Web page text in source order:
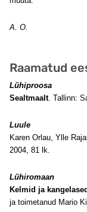
A. O.
Raamatud
Lühiproosa
Sealtmaalt. Tallinn:
Luule
Karen Orlau, Ylle
2004, 81 lk.
Lühiromaan
Kelmid ja kangelased
ja toimetanud Mario